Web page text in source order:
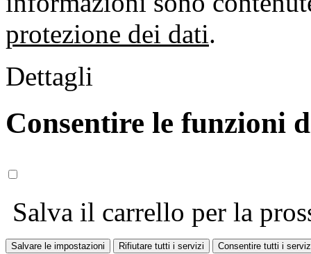
protezione dei dati.
Dettagli
Consentire le funzioni
Salva il carrello per la
Salvare le impostazioni Rifiutare tutti i servizi Consentire tutti i